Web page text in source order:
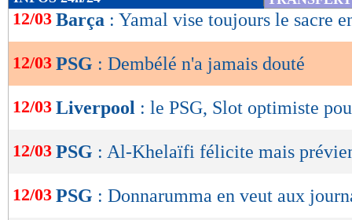
de
OK
12/03 Barça : Yamal vise toujours le sacre
12/03 PSG : Dembélé n'a jamais douté
12/03 Liverpool : le PSG, Slot optimiste
12/03 PSG : Al-Khelaïfi félicite mais
12/03 PSG : Donnarumma en veut aux